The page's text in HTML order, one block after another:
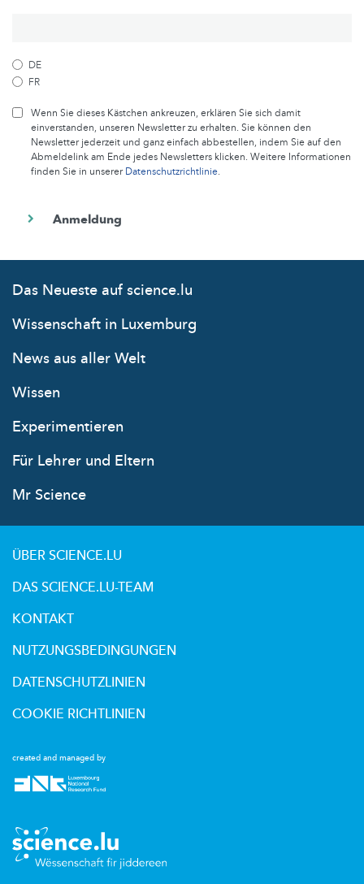
DE
FR
Wenn Sie dieses Kästchen ankreuzen, erklären Sie sich damit
einverstanden, unseren Newsletter zu erhalten. Sie können den
Newsletter jederzeit und ganz einfach abbestellen, indem Sie auf den
Abmeldelink am Ende jedes Newsletters klicken. Weitere Informationen
finden Sie in unsererDatenschutzrichtlinie.
Das Neueste auf science.lu
Wissenschaft in Luxemburg
News aus aller Welt
Wissen
Experimentieren
Für Lehrer und Eltern
Mr Science
created and managed by
ÜBER SCIENCE.LU
DAS SCIENCE.LU-TEAM
KONTAKT
NUTZUNGSBEDINGUNGEN
DATENSCHUTZLINIEN
COOKIE RICHTLINIEN